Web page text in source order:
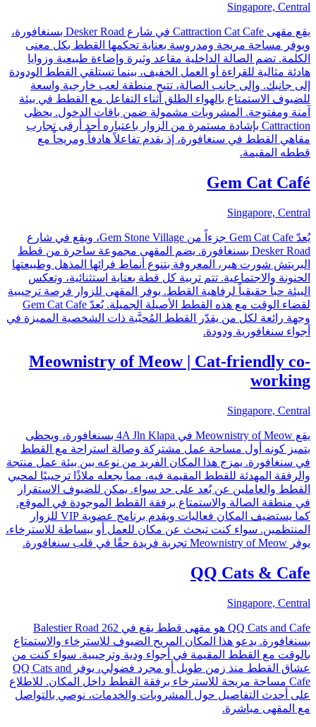
Singapore, Central
يقع مقهى Cattraction Cat Cafe في شارع Desker Road بسنغافورة،
ويوفر مساحة مريحة ومدروسة بعناية تحكمها القطط بكل معنى
الكلمة. تضم الصالة الداخلية مقاعد وثيرة وإضاءة طبيعية وزوايا
هادئة مثالية للقراءة أو العمل الخفيف، بينما تستلقي القطط الودودة
إلى جانبك. وإلى جانب الصالة، تتيح منطقة لعب خارجية واسعة
للضيوف الاستمتاع بالهواء الطلق أثناء التفاعل مع القطط في بيئة
آمنة ومفتوحة. المشروبات مشمولة ضمن باقات الدخول. يحظى
Cattraction بإشادة مستمرة من الزوار باعتباره أحد أرقى تجارب
مقاهي القطط في سنغافورة، إذ يقدم تفاعلاً هادفاً ومريحاً مع
قططه المقيمة.
Gem Cat Café
Singapore, Central
يُعدّ Gem Cat Cafe جزءاً من Gem Stone Village، ويقع في شارع
Desker Road بسنغافورة. يضم المقهى مجموعة ساحرة من قطط
البريتش شورت هير، المعروفة بتنوع أنماط فرائها المذهل وطبيعتها
الحنونة والاجتماعية. تتم تربية كل قطة بعناية استثنائية، وتعكس
البيئة حباً حقيقياً لرفاهية القطط. يوفر المقهى للزوار فرصة ترحيبية
لقضاء الوقت مع هذه القطط الأصيلة الجميلة. يُعدّ Gem Cat Cafe
وجهة رائعة لكل من يقدّر القطط المُحبَّبة ذات الشخصية المميزة في
أجواء سنغافورية ودودة.
Meownistry of Meow | Cat-friendly co-
working
Singapore, Central
يقع Meownistry of Meow في 4A Jln Klapa بسنغافورة، ويحظى
بتميز كونه أول مساحة عمل مشتركة وصالة استراحة مع القطط
في سنغافورة. يمزج هذا المكان الفريد من نوعه بين بيئة عمل منتجة
والرفقة المهدئة للقطط المقيمة فيه، مما يجعله ملاذًا ترحيبيًا لمحبي
القطط والعاملين عن بُعد على حد سواء. يمكن للضيوف الاستقرار
في منطقة الصالة والاستمتاع برفقة القطط الموجودة في الموقع.
كما يستضيف المكان فعاليات ويقدم برنامج عضوية VIP للزوار
المنتظمين. سواء كنت تبحث عن مكان للعمل أو ببساطة للاسترخاء،
يوفر Meownistry of Meow تجربة فريدة حقًا في قلب سنغافورة.
QQ Cats & Cafe
Singapore, Central
QQ Cats and Cafe هو مقهى قطط يقع في 262 Balestier Road
بسنغافورة. يدعو هذا المكان المريح الضيوف للاسترخاء والاستمتاع
بالوقت مع القطط المقيمة في أجواء ودية وترحيبية. سواء كنت من
عشاق القطط منذ زمن طويل أو مجرد فضولي، يوفر QQ Cats and
Cafe مساحة مريحة للاسترخاء برفقة القطط داخل المكان. للاطلاع
على أحدث التفاصيل حول المشروبات والخدمات، نوصي بالتواصل
مع المقهى مباشرة.